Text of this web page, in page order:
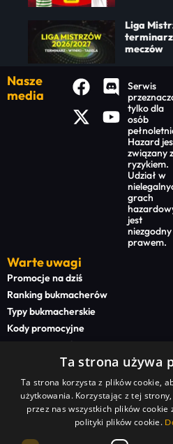
Liga
meczów
Nasze
media
Serwis
tylko dla
osób
Hazard
związany z
ryzykiem.
Udział w
grach
jest
niezgodny
prawem.
Warte uwagi
Promocje na dziś
Ranking bukmacherów
Typy bukmacherskie
Kody promocyjne
Bonusy powitalne
Newsy bukmacherskie
Na start
Superbet kod promocyjny
STS kod promocyjny
BETFAN kod promocyjny
Ta strona używa
Ta strona korzysta z plików cookie,
użytkowania. Korzystając z tej
przez nas wszystkich plików
polityki plików cookie.